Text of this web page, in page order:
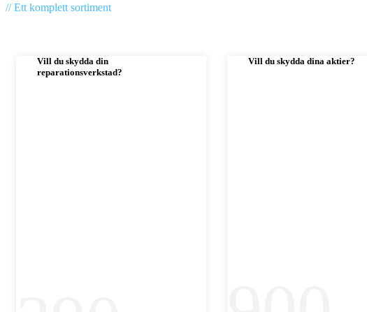
// Ett komplett sortiment
Vill du skydda din
reparationsverkstad?
Vill du skydda dina aktier?